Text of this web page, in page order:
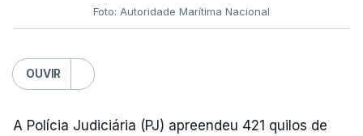
Foto: Autoridade Marítima Nacional
OUVIR
A Polícia Judiciária (PJ) apreendeu 421 quilos de